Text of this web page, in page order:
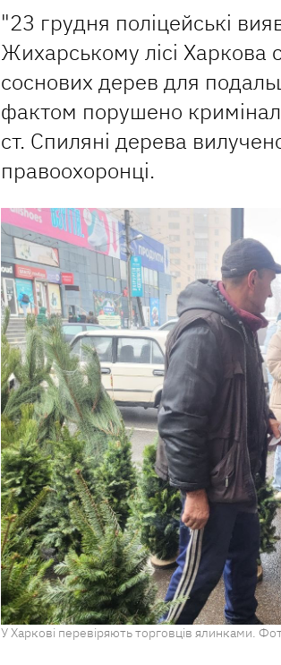
"23 грудня поліцейські
Жихарському лісі Харкова
соснових дерев для
фактом порушено
ст. Спиляні дерева
правоохоронці.
У Харкові перевіряють торговців ялинками.